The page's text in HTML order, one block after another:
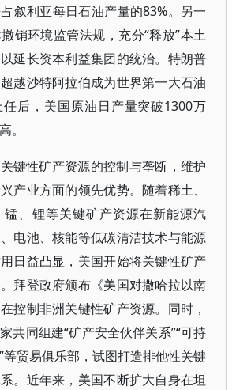
叙利亚每日石油产量的83%。另一
销环境监管法规，充分“释放”本土
延长资本利益集团的统治。特朗普
越沙特阿拉伯成为世界第一大石油
后，美国原油日产量突破1300万
。
键性矿产资源的控制与垄断，维护
产业方面的领先优势。随着稀土、
、锂等关键矿产资源在新能源汽
电池、核能等低碳清洁技术与能源
日益凸显，美国开始将关键性矿产
拜登政府颁布《美国对撒哈拉以南
控制非洲关键性矿产资源。同时，
共同组建“矿产安全伙伴关系”“可持
等贸易俱乐部，试图打造排他性关键
。近年来，美国不断扩大自身在坦